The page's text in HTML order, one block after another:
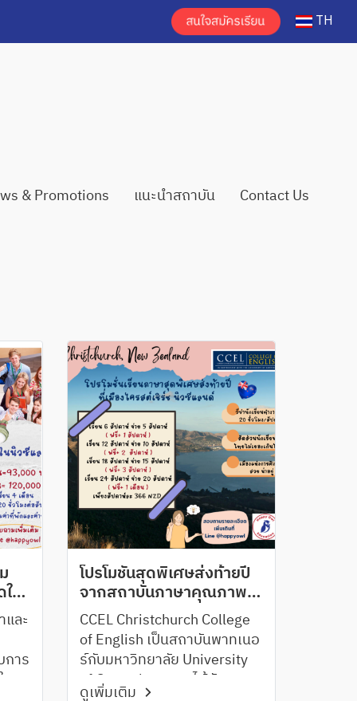
TH
& Promotions แนะนำสถาบัน Contact Us
น
ละ
การ
โปรโมชั่นสุดพิเศษส่งท้ายปี
จากสถาบันภาษาคุณภาพ
เมือง Christchurch, New
Zealand
CCEL Christchurch College
of English เป็นสถาบันพาทเนอ
ร์กับมหาวิทยาลัย University
of Canterbury และได้รับการ
ดูเพิ่มเติม